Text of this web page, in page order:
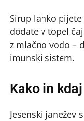
Sirup lahko
dodate v topel
z mlačno vodo –
imunski sistem.
Kako in
Jesenski janežev